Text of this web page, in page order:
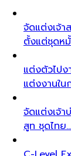
จัดแต่งเจ้า
ตั้งแต่ชุดห
แต่งตัวไป
แต่งงานใน
จัดแต่งเจ้า
สูท ชุดไทย…